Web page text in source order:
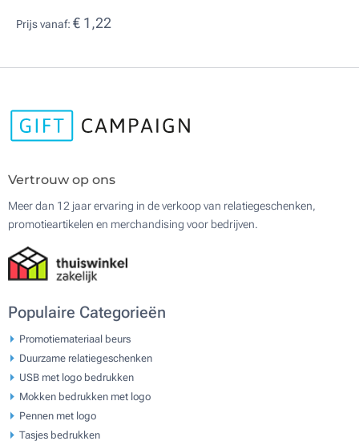
Prijs vanaf: € 1,22
Vertrouw op ons
Meer dan 12 jaar ervaring in de verkoop van relatiegeschenken,
promotieartikelen en merchandising voor bedrijven.
Populaire Categorieën
Promotiemateriaal beurs
Duurzame relatiegeschenken
USB met logo bedrukken
Mokken bedrukken met logo
Pennen met logo
Tasjes bedrukken